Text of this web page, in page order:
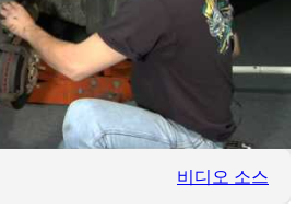
비디오 소스